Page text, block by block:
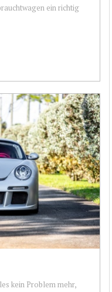
ein richtig
kein Problem mehr,